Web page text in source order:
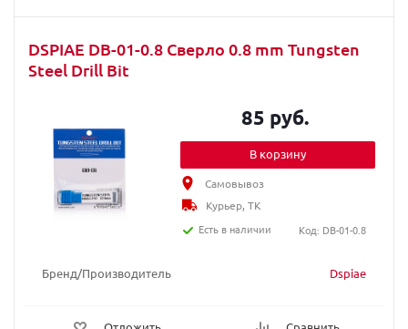
DSPIAE DB-01-0.8 Сверло 0.8 mm Tungsten
Steel Drill Bit
Бренд/Производитель Dspiae
85 руб.
В корзину
Самовывоз
Курьер, ТК
Есть в наличии
Код: DB-01-0.8